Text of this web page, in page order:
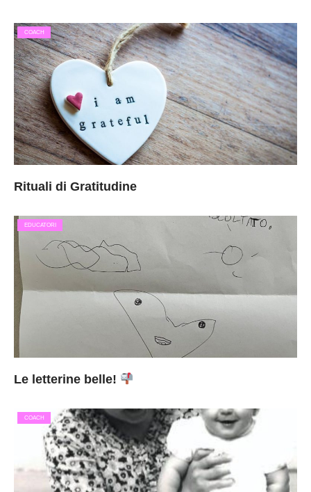
COACH
Rituali di Gratitudine
EDUCATORI
Le letterine belle!
COACH